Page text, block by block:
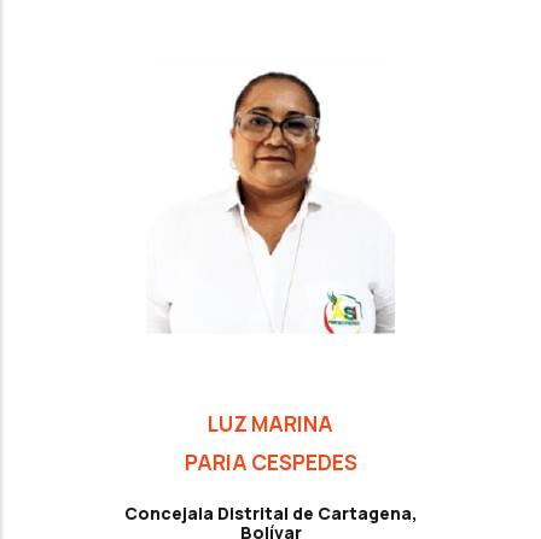
LUZ MARINA
PARIA CESPEDES
Concejala Distrital de Cartagena,
Bolívar